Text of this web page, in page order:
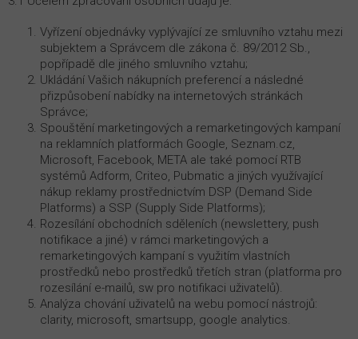
Vyřízení objednávky vyplývající ze smluvního vztahu mezi
subjektem a Správcem dle zákona č. 89/2012 Sb.,
popřípadě dle jiného smluvního vztahu;
Ukládání Vašich nákupních preferencí a následné
přizpůsobení nabídky na internetových stránkách
Správce;
Spouštění marketingových a remarketingových kampaní
na reklamních platformách Google, Seznam.cz,
Microsoft, Facebook, META ale také pomocí RTB
systémů Adform, Criteo, Pubmatic a jiných využívající
nákup reklamy prostřednictvím DSP (Demand Side
Platforms) a SSP (Supply Side Platforms);
Rozesílání obchodních sděleních (newslettery, push
notifikace a jiné) v rámci marketingových a
remarketingových kampaní s využitím vlastních
prostředků nebo prostředků třetích stran (platforma pro
rozesílání e-mailů, sw pro notifikaci uživatelů).
Analýza chování uživatelů na webu pomocí nástrojů:
clarity, microsoft, smartsupp, google analytics.